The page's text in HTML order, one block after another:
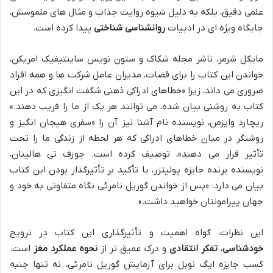
علمی دقیق، بلکه به دلیل شیوه روایت جذاب و مثال های ملموسش،
جایگاه ویژه ای در ادبیات روانشناسی شناختی پیدا کرده است.
مایکل شرمر، ناشر مجله شکاک و ستون نویس ساینتیفیک امریکن،
خواندن این کتاب را برای قضات، مدیران عامل شرکت ها و همه افراد
ضروری می داند، زیرا «خطاهای ادراکی ذهنی شگفت انگیزی که در این
کتاب به روشنی بیان شده، می توانند هر یک از ما را فریب دهند.»
ریچارد وایزمن، نویسنده نام آشنا نیز آن را «سفری هیجان انگیز و
روشنگر در میان خطاهای ادراکی که هر لحظه از زندگی ما را تحت
تأثیر قرار می دهند»، توصیف کرده است. جوزف تی هالینان،
نویسنده برنده جایزه پولیتزر، با تأکید بر تأثیرگذار بودن این کتاب
بیان می دارد: «پس از خواندن گوریل نامرئی نگاه متفاوتی به خود و
جهان پیرامونتان خواهید داشت.»
این نظرات، گواه اهمیت و تأثیرگذاری این کتاب در ترویج
خودشناسی، تفکر انتقادی و درک عمیق تر از نحوه عملکرد مغز است.
کسب جایزه ایگ نوبل برای آزمایش گوریل نامرئی، نه تنها جنبه